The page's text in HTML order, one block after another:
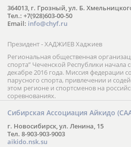
364013, г. Грозный, ул. Б.
Тел.: +7(928)603-00-50
Email: info@chyf.ru
Президент - ХАДЖИЕВ Хаджиев
Региональная общественная
спорта” Чеченской Республики начала
декабре 2016 года. Миссия федерации
парусного спорта, привлечении и
этом регионе и спортсменов на
соревнованиях.
Сибирская Ассоциация Айкидо
г. Новосибирск, ул. Ленина, 15
Тел. 8-903-903-9003
aikido.nsk.su